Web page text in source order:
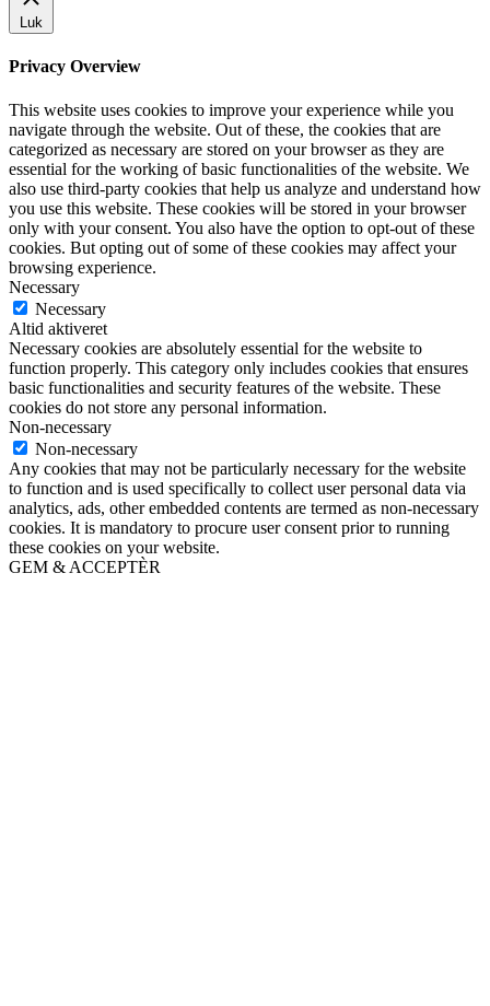
Luk
Privacy Overview
This website uses cookies to improve your experience while you
navigate through the website. Out of these, the cookies that are
categorized as necessary are stored on your browser as they are
essential for the working of basic functionalities of the website. We
also use third-party cookies that help us analyze and understand how
you use this website. These cookies will be stored in your browser
only with your consent. You also have the option to opt-out of these
cookies. But opting out of some of these cookies may affect your
browsing experience.
Necessary
Necessary
Altid aktiveret
Necessary cookies are absolutely essential for the website to
function properly. This category only includes cookies that ensures
basic functionalities and security features of the website. These
cookies do not store any personal information.
Non-necessary
Non-necessary
Any cookies that may not be particularly necessary for the website
to function and is used specifically to collect user personal data via
analytics, ads, other embedded contents are termed as non-necessary
cookies. It is mandatory to procure user consent prior to running
these cookies on your website.
GEM & ACCEPTÈR